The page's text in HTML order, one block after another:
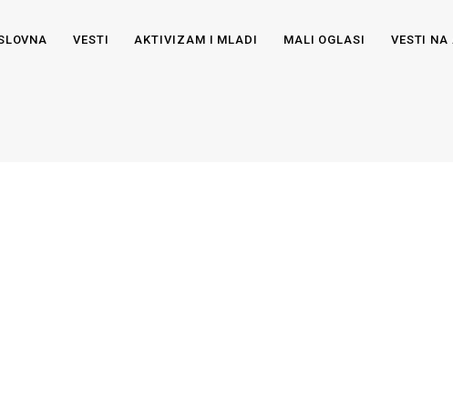
VESTI AKTIVIZAM I MLADI MALI OGLASI VESTI NA